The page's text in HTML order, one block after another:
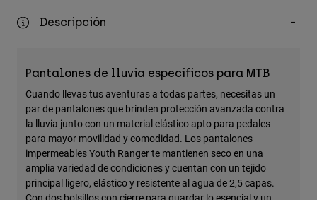
Ver todo
Descripción
Pantalones de lluvia específicos para MTB
Cuando llevas tus aventuras a todas partes, necesitas un
par de pantalones que brinden protección avanzada contra
la lluvia junto con un material elástico apto para pedales
para mayor movilidad y comodidad. Los pantalones
impermeables Youth Ranger te mantienen seco en una
amplia variedad de condiciones y cuentan con un tejido
principal ligero, elástico y resistente al agua de 2,5 capas.